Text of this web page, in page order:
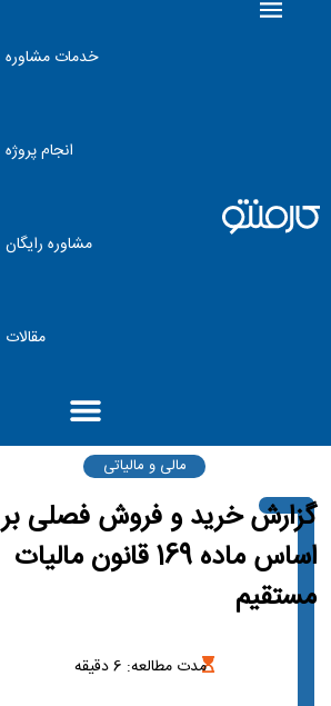
خدمات مشاوره
انجام پروژه
مشاوره رایگان
مقالات
مالی و مالیاتی
گزارش خرید و فروش فصلی بر
اساس ماده 169 قانون مالیات
مستقیم
مدت مطالعه: 6دقیقه